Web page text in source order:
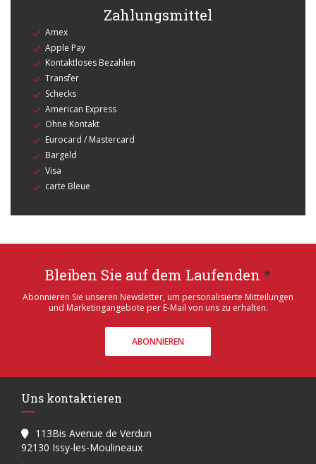
Zahlungsmittel
Amex
Apple Pay
Kontaktloses Bezahlen
Transfer
Schecks
American Express
Ohne Kontakt
Eurocard / Mastercard
Bargeld
Visa
carte Bleue
Bleiben Sie auf dem Laufenden *
Abonnieren Sie unseren Newsletter, um personalisierte Mitteilungen
und Marketingangebote per E-Mail von uns zu erhalten.
ABONNIEREN
Uns kontaktieren
113Bis Avenue de Verdun
92130 Issy-les-Moulineaux((öffnet ein neues Fenster))